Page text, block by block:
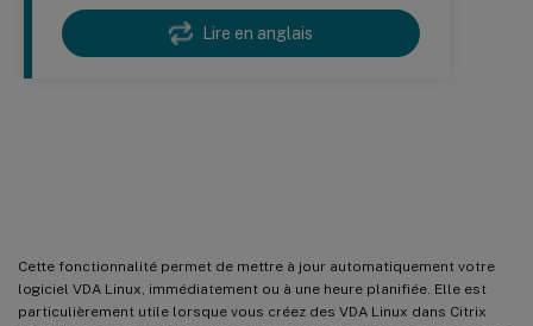
Lire en anglais
Cette fonctionnalité permet de mettre à jour automatiquement votre
logiciel VDA Linux, immédiatement ou à une heure planifiée. Elle est
particulièrement utile lorsque vous créez des VDA Linux dans Citrix